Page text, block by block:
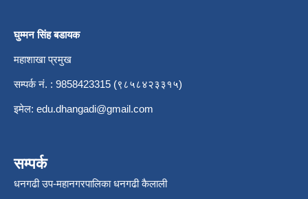
घुम्मन सिंह बडायक
महाशाखा प्रमुख
सम्पर्क नं. : 9858423315 (९८५८४२३३१५)
इमेल: edu.dhangadi@gmail.com
सम्पर्क
धनगढी उप-महानगरपालिका धनगढी कैलाली